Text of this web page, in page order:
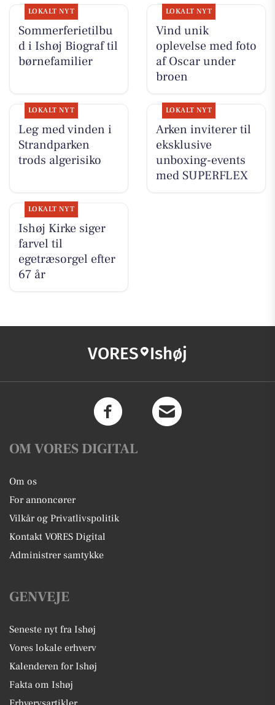
LOKALT NYT
Sommerferietilbu
d i Ishøj Biograf til
børnefamilier
LOKALT NYT
Vind unik
oplevelse med foto
af Oscar under
broen
LOKALT NYT
Leg med vinden i
Strandparken
trods algerisiko
LOKALT NYT
Arken inviterer til
eksklusive
unboxing-events
med SUPERFLEX
LOKALT NYT
Ishøj Kirke siger
farvel til
egetræsorgel efter
67 år
VORES Ishøj
OM VORES DIGITAL
Om os
For annoncører
Vilkår og Privatlivspolitik
Kontakt VORES Digital
Administrer samtykke
GENVEJE
Seneste nyt fra Ishøj
Vores lokale erhverv
Kalenderen for Ishøj
Fakta om Ishøj